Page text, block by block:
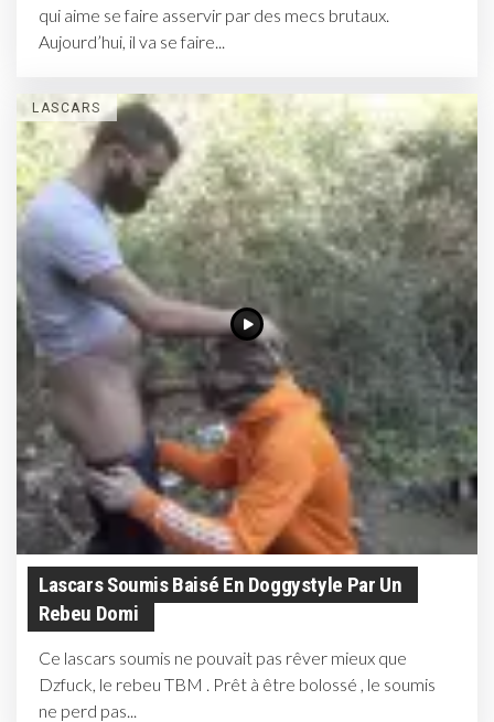
qui aime se faire asservir par des mecs brutaux.
Aujourd’hui, il va se faire...
LASCARS
Lascars Soumis Baisé En Doggystyle Par Un
Rebeu Domi
Ce lascars soumis ne pouvait pas rêver mieux que
Dzfuck, le rebeu TBM . Prêt à être bolossé , le soumis
ne perd pas...